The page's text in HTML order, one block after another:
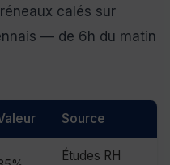
calés sur
— de 6h du matin
Source
Études RH